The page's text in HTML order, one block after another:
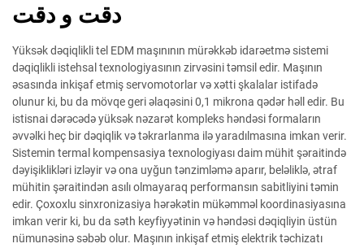
دقت و دقت
Yüksək dəqiqlikli tel EDM maşınının mürəkkəb idarəetmə sistemi
dəqiqlikli istehsal texnologiyasının zirvəsini təmsil edir. Maşının
əsasında inkişaf etmiş servomotorlar və xətti şkalalar istifadə
olunur ki, bu da mövqe geri əlaqəsini 0,1 mikrona qədər həll edir. Bu
istisnai dərəcədə yüksək nəzarət kompleks həndəsi formaların
əvvəlki heç bir dəqiqlik və təkrarlanma ilə yaradılmasına imkan verir.
Sistemin termal kompensasiya texnologiyası daim mühit şəraitində
dəyişiklikləri izləyir və ona uyğun tənzimləmə aparır, beləliklə, ətraf
mühitin şəraitindən asılı olmayaraq performansın sabitliyini təmin
edir. Çoxoxlu sinxronizasiya hərəkətin mükəmməl koordinasiyasına
imkan verir ki, bu da səth keyfiyyətinin və həndəsi dəqiqliyin üstün
nümunəsinə səbəb olur. Maşının inkişaf etmiş elektrik təchizatı